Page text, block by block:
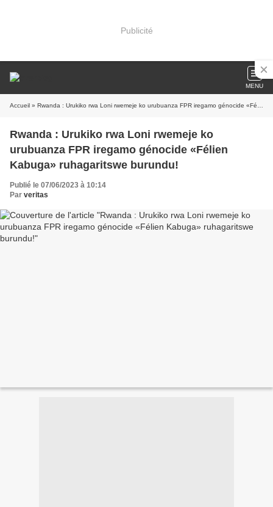
Publicité
MENU
Accueil » Rwanda : Urukiko rwa Loni rwemeje ko urubuanza FPR iregamo génocide «Félien Kabuga» ruhagaritswe burundu!
Rwanda : Urukiko rwa Loni rwemeje ko
urubuanza FPR iregamo génocide «Félien
Kabuga» ruhagaritswe burundu!
Publié le 07/06/2023 à 10:14
Par veritas